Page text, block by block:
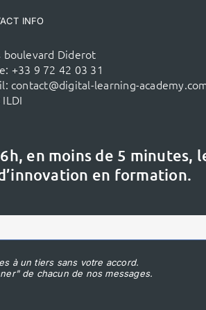
INFO
boulevard Diderot
+33 9 72 42 03 31
contact@digital-learning-
ILDI
en moins de 5 minutes,
en formation.
à un tiers sans votre accord.
de chacun de nos messages.